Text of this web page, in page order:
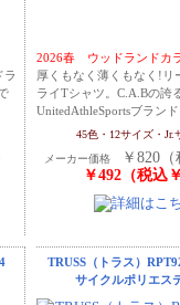
ラ
2026春 ウッドランドカ
厚くもなく薄くもなく!リ
ライTシャツ。C.A.Bの誇
UnitedAthleSportsブランド
45色・12サイズ・Jr.
メーカー価格
￥820（
￥492（税込
TRUSS（トラス）
サイクルポリエス